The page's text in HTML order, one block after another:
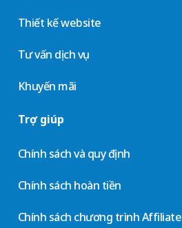
Thiết kế website
Tư vấn dịch vụ
Khuyến mãi
Trợ giúp
Chính sách và quy định
Chính sách hoàn tiền
Chính sách chương trình Affiliate